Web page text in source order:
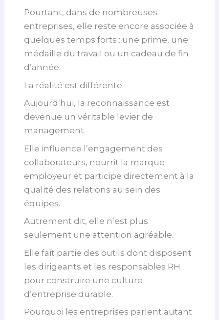
Pourtant, dans de nombreuses
entreprises, elle reste encore associée à
quelques temps forts : une prime, une
médaille du travail ou un cadeau de fin
d’année.
La réalité est différente.
Aujourd’hui, la reconnaissance est
devenue un véritable levier de
management.
Elle influence l’engagement des
collaborateurs, nourrit la marque
employeur et participe directement à la
qualité des relations au sein des
équipes.
Autrement dit, elle n’est plus
seulement une attention agréable.
Elle fait partie des outils dont disposent
les dirigeants et les responsables RH
pour construire une culture
d’entreprise durable.
Pourquoi les entreprises parlent autant